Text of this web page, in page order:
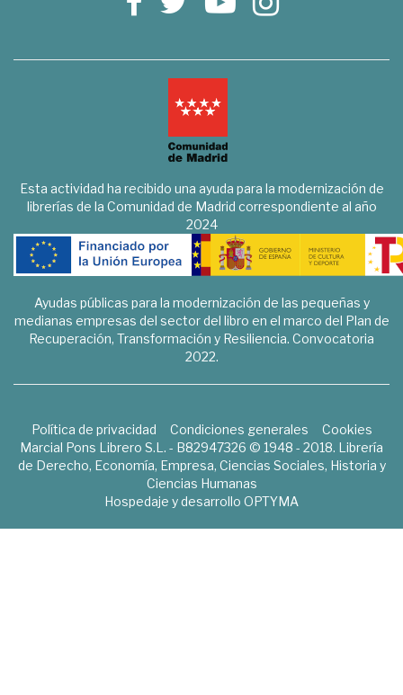
Esta actividad ha recibido una ayuda para la modernización de
librerías de la Comunidad de Madrid correspondiente al año
2024
Ayudas públicas para la modernización de las pequeñas y
medianas empresas del sector del libro en el marco del Plan de
Recuperación, Transformación y Resiliencia. Convocatoria
2022.
Política de privacidad Condiciones generales
Cookies
Marcial Pons Librero S.L. - B82947326 © 1948 - 2018. Librería
de Derecho, Economía, Empresa, Ciencias Sociales, Historia y
Ciencias Humanas
Hospedaje y desarrollo OPTYMA